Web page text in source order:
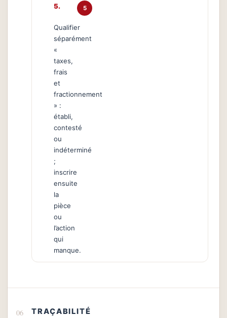
5
Qualifier
séparément
«
taxes,
frais
et
fractionnement
» :
établi,
contesté
ou
indéterminé
;
inscrire
ensuite
la
pièce
ou
l’action
qui
manque.
TRAÇABILITÉ